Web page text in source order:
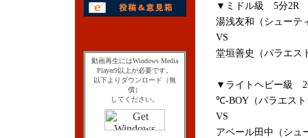
動画再生にはWindows Media
Player9以上が必要です。
以下よりダウンロード（無
償）
してください。
▼ミドル級 5分2R
湯浅友和（シューテ
VS
堂垣善史（パラエス
▼ライトヘビー級
℃-BOY（パラエスト
VS
アベール田中（シュ